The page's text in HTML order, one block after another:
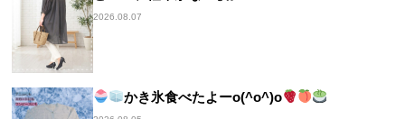
2026.08.07
かき氷食べたよーo(^o^)o